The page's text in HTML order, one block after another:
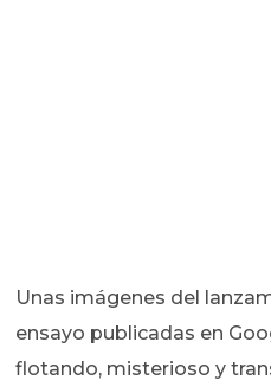
Unas imágenes del
ensayo publicadas en
flotando, misterioso y